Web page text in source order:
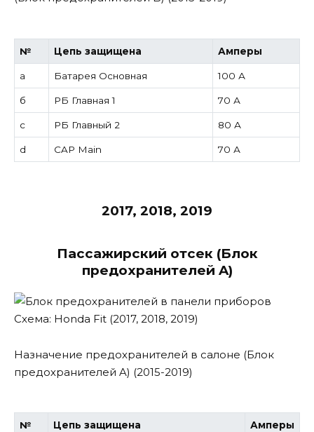
№ Цепь защищена Амперы
а Батарея Основная 100 А
б РБ Главная 1 70 А
c РБ Главный 2 80 А
d CAP Main 70 А
2017, 2018, 2019
Пассажирский отсек (Блок
предохранителей A)
Назначение предохранителей в салоне (Блок
предохранителей A) (2015-2019)
№ Цепь защищена Амперы